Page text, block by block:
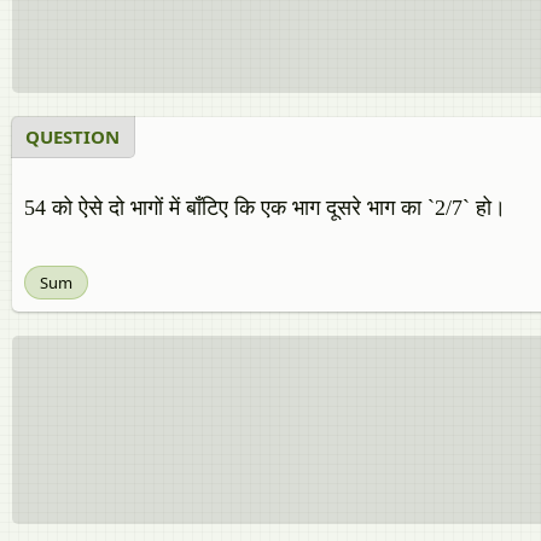
QUESTION
54 को ऐसे दो भागों में बाँटिए कि एक भाग दूसरे भाग का `2/7` हो।
Sum